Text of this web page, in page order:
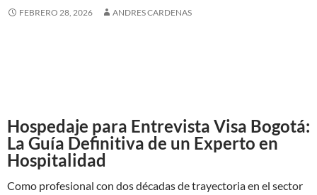
FEBRERO 28, 2026 ANDRES CARDENAS
Hospedaje para Entrevista Visa Bogotá:
La Guía Definitiva de un Experto en
Hospitalidad
Como profesional con dos décadas de trayectoria en el sector